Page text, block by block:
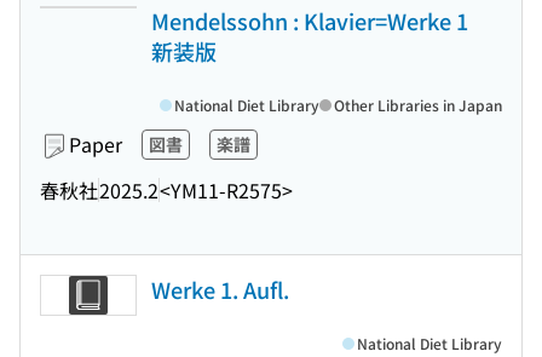
Mendelssohn : Klavier=Werke 1
新装版
Paper 図書 楽譜
春秋社2025.2<YM11-R2575>
National Diet Library Other Libraries in Japan
Werke 1. Aufl.
National Diet Library